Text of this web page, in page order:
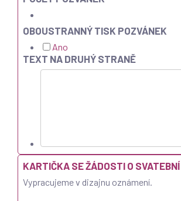
OBOUSTRANNÝ TISK POZVÁNEK
Ano
TEXT NA DRUHÝ STRANĚ
KARTIČKA SE ŽÁDOSTI O
Vypracujeme v dizajnu oznámení.